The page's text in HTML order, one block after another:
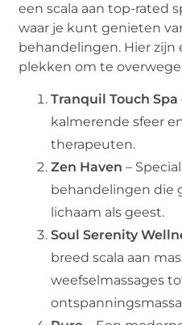
een scala aan top-rated
waar je kunt genieten
behandelingen. Hier zijn
plekken om te
Tranquil Touch Spa
kalmerende sfeer
therapeuten.
Zen Haven –
behandelingen die
lichaam als geest.
Soul Serenity
breed scala aan
weefselmassages